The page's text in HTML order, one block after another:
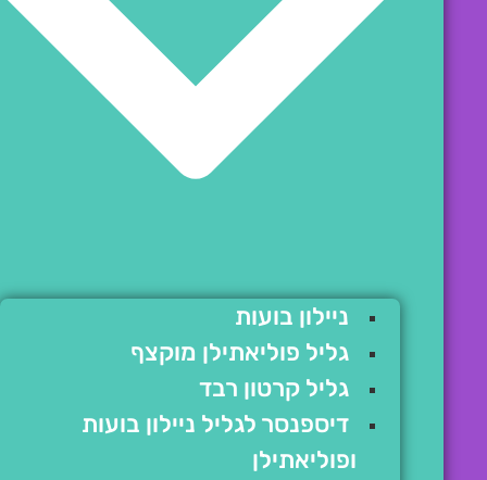
ניילון בועות
גליל פוליאתילן מוקצף
גליל קרטון רבד
דיספנסר לגליל ניילון בועות
ופוליאתילן